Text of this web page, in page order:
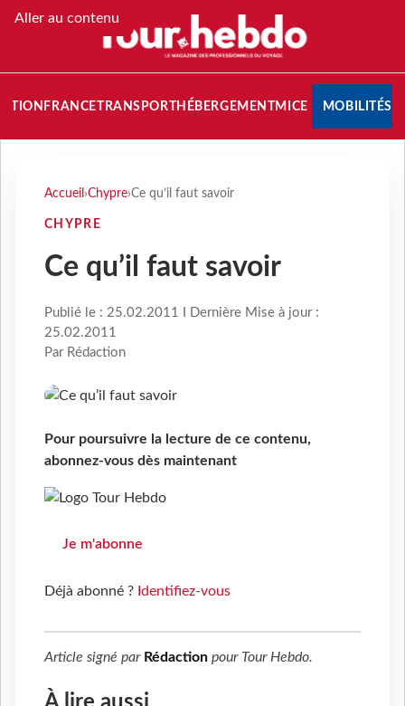
Aller au contenu
FRANCETRANSPORT HÉBERGEMENTMICE MOBILITÉS
Accueil ›Chypre›Ce qu’il faut savoir
CHYPRE
Ce qu’il faut savoir
Publié le : 25.02.2011 I Dernière Mise à jour :
25.02.2011
Par Rédaction
Pour poursuivre la lecture de ce contenu,
abonnez-vous dès maintenant
Je m'abonne
Déjà abonné ? Identifiez-vous
Article signé par Rédaction pour Tour Hebdo.